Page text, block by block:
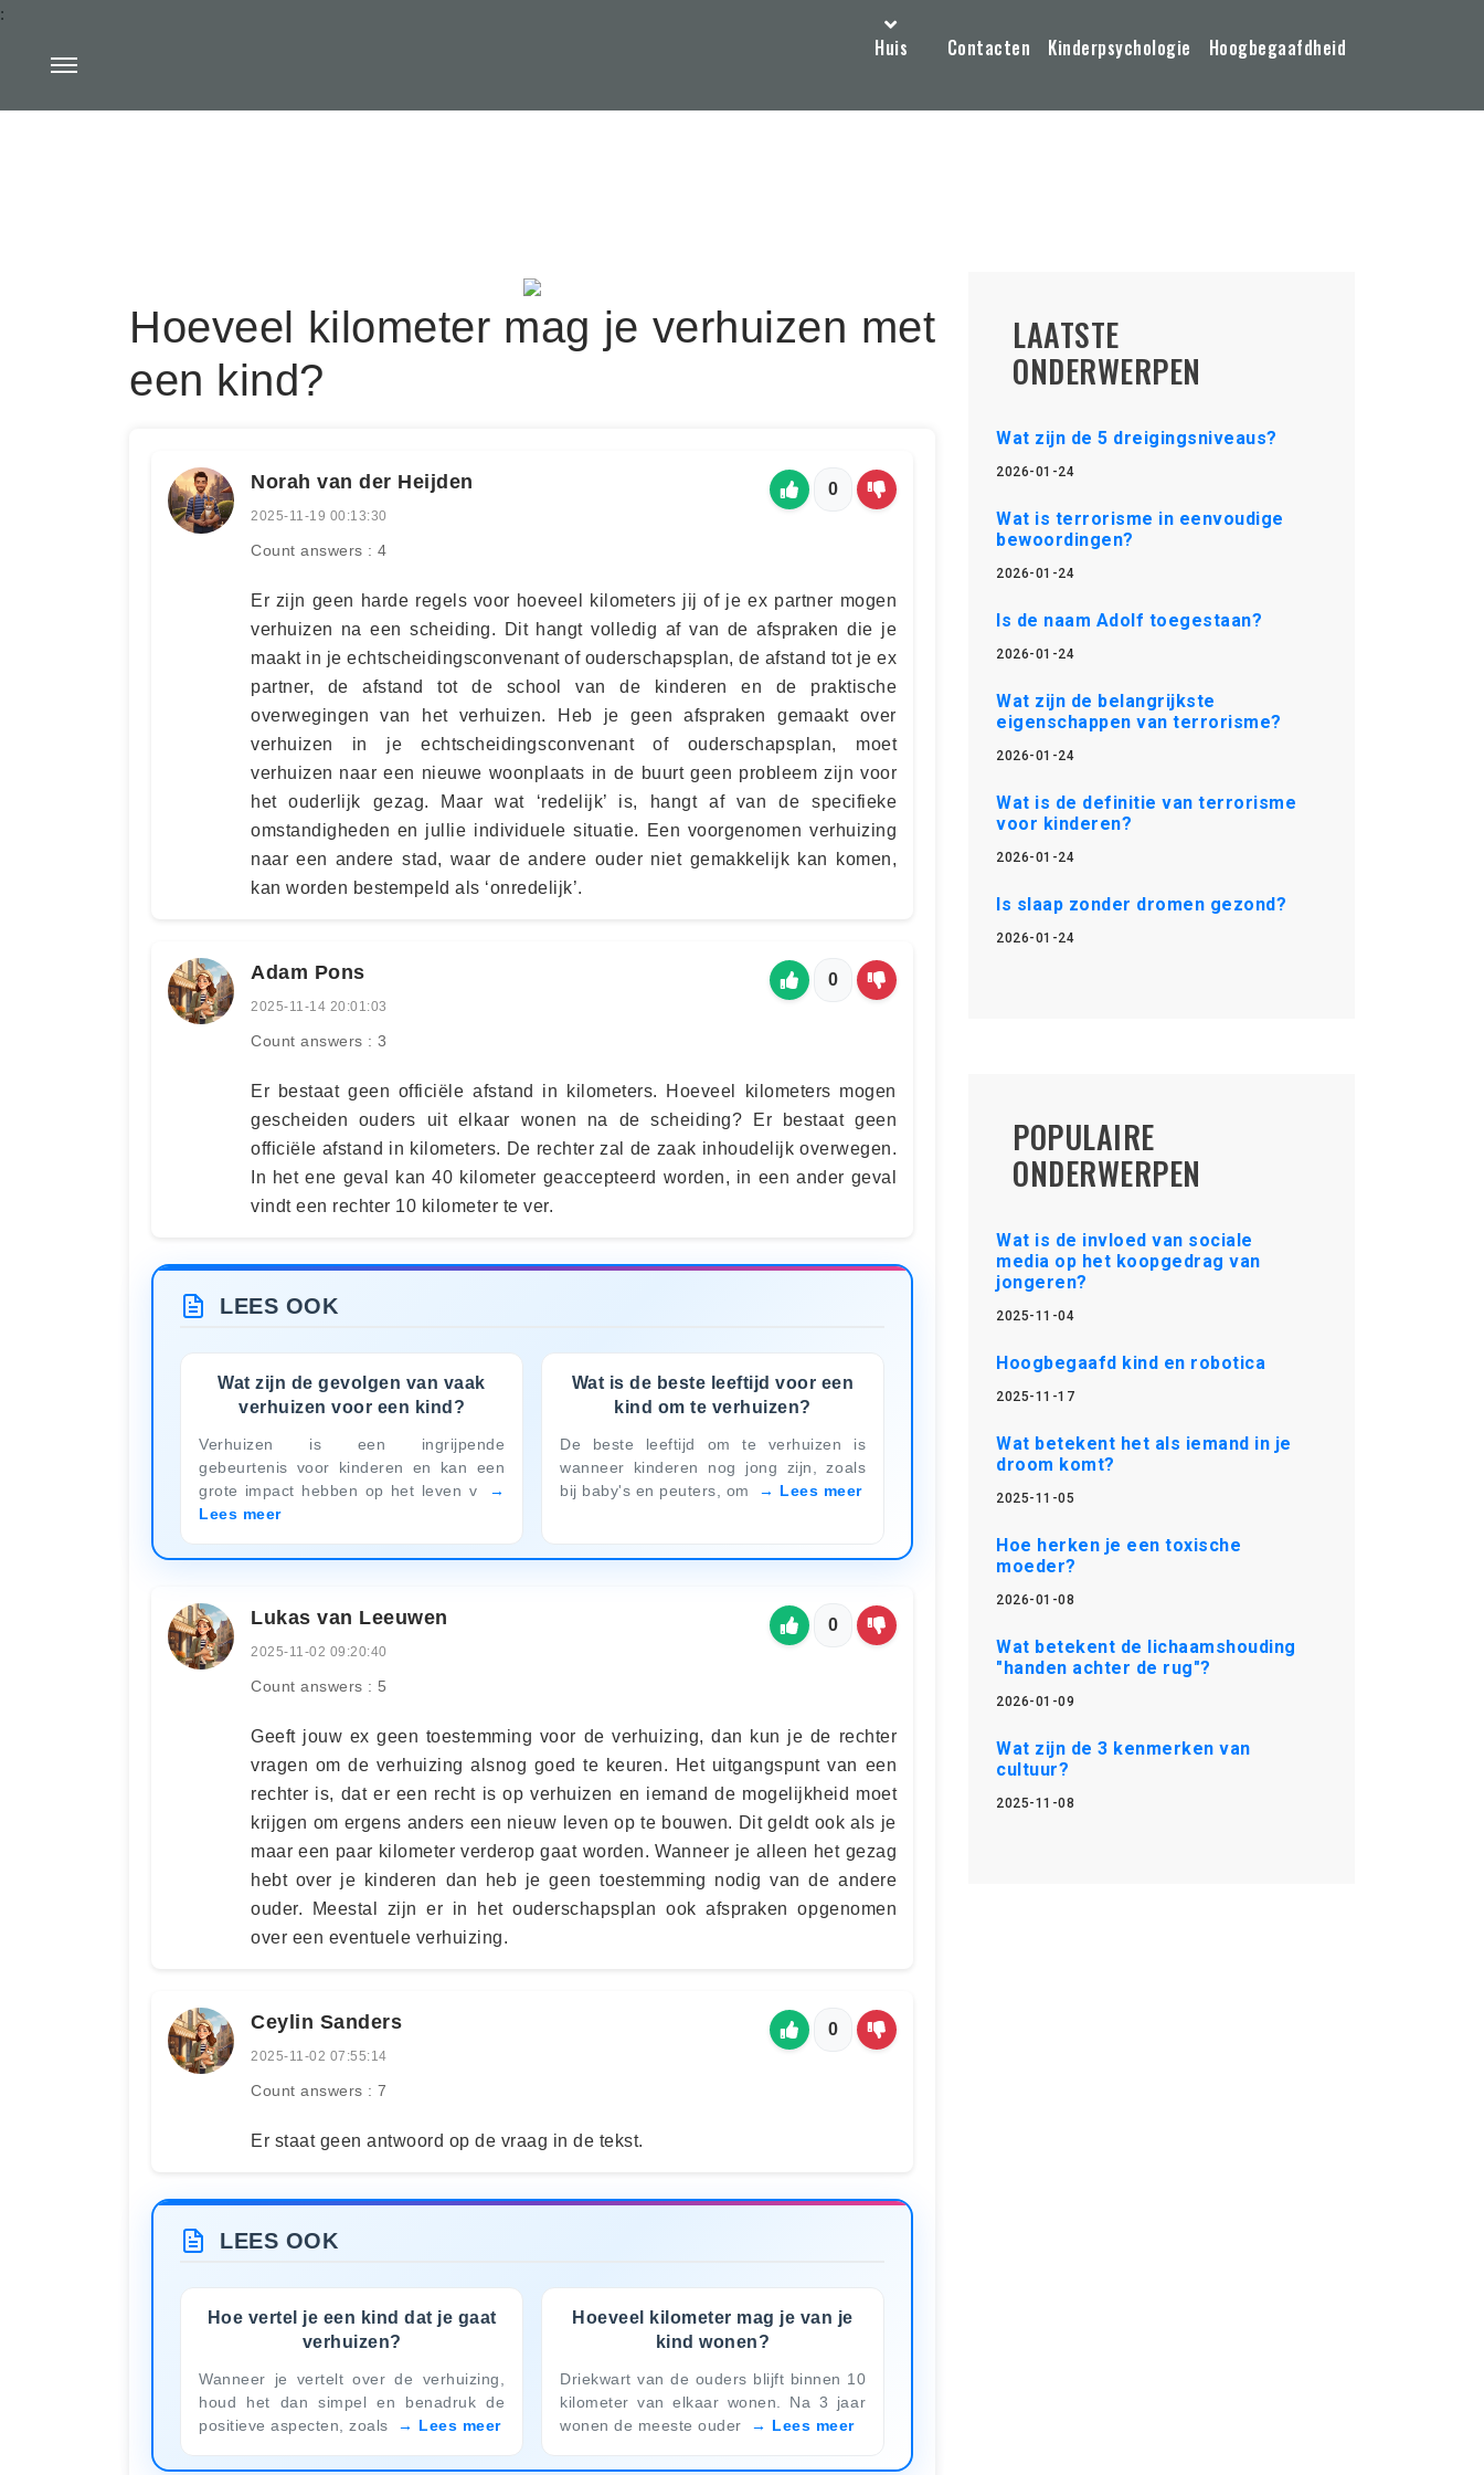
Huis Contacten Kinderpsychologie Hoogbegaafdheid
:
Hoeveel kilometer mag je verhuizen met
een kind?
Norah van der Heijden
2025-11-19 00:13:30
Count answers : 4
0
Er zijn geen harde regels voor hoeveel kilometers jij of je ex partner mogen
verhuizen na een scheiding. Dit hangt volledig af van de afspraken die je
maakt in je echtscheidingsconvenant of ouderschapsplan, de afstand tot je ex
partner, de afstand tot de school van de kinderen en de praktische
overwegingen van het verhuizen. Heb je geen afspraken gemaakt over
verhuizen in je echtscheidingsconvenant of ouderschapsplan, moet
verhuizen naar een nieuwe woonplaats in de buurt geen probleem zijn voor
het ouderlijk gezag. Maar wat ‘redelijk’ is, hangt af van de specifieke
omstandigheden en jullie individuele situatie. Een voorgenomen verhuizing
naar een andere stad, waar de andere ouder niet gemakkelijk kan komen,
kan worden bestempeld als ‘onredelijk’.
Adam Pons
2025-11-14 20:01:03
Count answers : 3
0
Er bestaat geen officiële afstand in kilometers. Hoeveel kilometers mogen
gescheiden ouders uit elkaar wonen na de scheiding? Er bestaat geen
officiële afstand in kilometers. De rechter zal de zaak inhoudelijk overwegen.
In het ene geval kan 40 kilometer geaccepteerd worden, in een ander geval
vindt een rechter 10 kilometer te ver.
LEES OOK
Wat zijn de gevolgen van vaak
verhuizen voor een kind?
Verhuizen is een ingrijpende
gebeurtenis voor kinderen en kan een
grote impact hebben op het leven v
Lees meer
Wat is de beste leeftijd voor een
kind om te verhuizen?
De beste leeftijd om te verhuizen is
wanneer kinderen nog jong zijn, zoals
bij baby's en peuters, om
Lees meer
Lukas van Leeuwen
2025-11-02 09:20:40
Count answers : 5
0
Geeft jouw ex geen toestemming voor de verhuizing, dan kun je de rechter
vragen om de verhuizing alsnog goed te keuren. Het uitgangspunt van een
rechter is, dat er een recht is op verhuizen en iemand de mogelijkheid moet
krijgen om ergens anders een nieuw leven op te bouwen. Dit geldt ook als je
maar een paar kilometer verderop gaat worden. Wanneer je alleen het gezag
hebt over je kinderen dan heb je geen toestemming nodig van de andere
ouder. Meestal zijn er in het ouderschapsplan ook afspraken opgenomen
over een eventuele verhuizing.
Ceylin Sanders
2025-11-02 07:55:14
Count answers : 7
0
Er staat geen antwoord op de vraag in de tekst.
LEES OOK
Hoe vertel je een kind dat je gaat
verhuizen?
Wanneer je vertelt over de verhuizing,
houd het dan simpel en benadruk de
positieve aspecten, zoals
Lees meer
Hoeveel kilometer mag je van je
kind wonen?
Driekwart van de ouders blijft binnen 10
kilometer van elkaar wonen. Na 3 jaar
wonen de meeste ouder
Lees meer
LAATSTE
ONDERWERPEN
Wat zijn de 5 dreigingsniveaus?
2026-01-24
Wat is terrorisme in eenvoudige
bewoordingen?
2026-01-24
Is de naam Adolf toegestaan?
2026-01-24
Wat zijn de belangrijkste
eigenschappen van terrorisme?
2026-01-24
Wat is de definitie van terrorisme
voor kinderen?
2026-01-24
Is slaap zonder dromen gezond?
2026-01-24
POPULAIRE
ONDERWERPEN
Wat is de invloed van sociale
media op het koopgedrag van
jongeren?
2025-11-04
Hoogbegaafd kind en robotica
2025-11-17
Wat betekent het als iemand in je
droom komt?
2025-11-05
Hoe herken je een toxische
moeder?
2026-01-08
Wat betekent de lichaamshouding
"handen achter de rug"?
2026-01-09
Wat zijn de 3 kenmerken van
cultuur?
2025-11-08